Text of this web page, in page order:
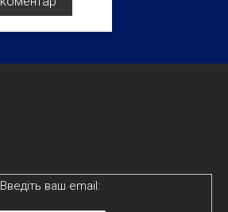
Введіть ваш email: